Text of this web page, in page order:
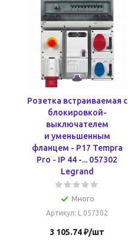
Розетка встраиваемая с
блокировкой-
выключателем
и уменьшенным
фланцем - P17 Tempra
Pro - IP 44 -... 057302
Legrand
Много
Артикул: L 057302
3 105.74₽/шт